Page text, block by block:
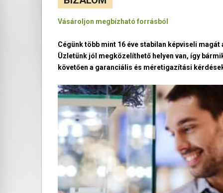
Vásároljon megbízható forrásból
Cégünk több mint 16 éve stabilan képviseli
Üzletünk jól megközelíthető helyen van, így
követően a garanciális és méretigazítási